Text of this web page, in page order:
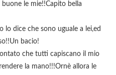
le mie!!Capito bella
lo dice che sono uguale a lei,ed
bacio!
che tutti capiscano il mio
la mano!!!Ornè allora le